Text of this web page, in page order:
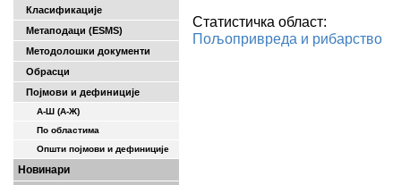
Класификације
Метаподаци (ESMS)
Методолошки документи
Обрасци
Појмови и дефиниције
А-Ш (A-Ж)
По областима
Општи појмови и дефиниције
Новинари
Статистичка област:
Пољопривреда и рибарство